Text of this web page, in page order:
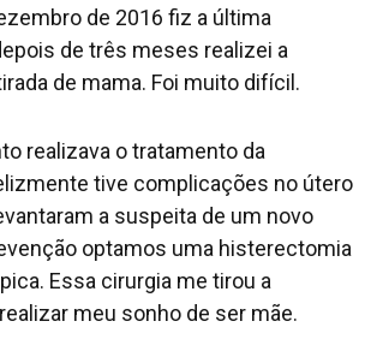
de 2016 fiz a última
de três meses realizei a
de mama. Foi muito difícil.
realizava o tratamento da
tive complicações no útero
a suspeita de um novo
optamos uma histerectomia
Essa cirurgia me tirou a
meu sonho de ser mãe.